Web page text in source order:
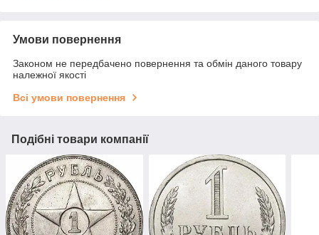
Умови повернення
Законом не передбачено повернення та обмін даного товару
належної якості
Всі умови повернення
Подібні товари компанії